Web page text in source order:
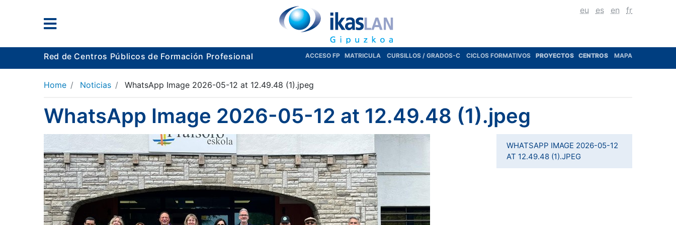
eu es en fr
Red de Centros Públicos de Formación Profesional ACCESO FP MATRICULA CURSILLOS / GRADOS-C CICLOS FORMATIVOS PROYECTOS CENTROS MAPA
Home Noticias WhatsApp Image 2026-05-12 at 12.49.48 (1).jpeg
WhatsApp Image 2026-05-12 at 12.49.48 (1).jpeg
WHATSAPP IMAGE 2026-05-12
AT 12.49.48 (1).JPEG